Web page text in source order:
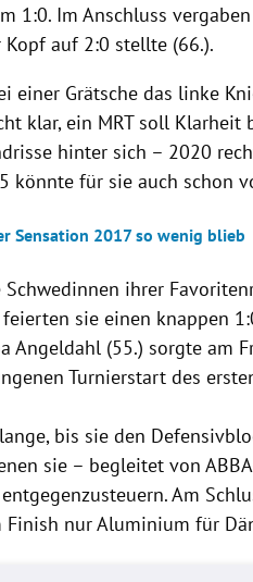
1:0. Im Anschluss
Kopf auf 2:0 stellte (66.).
einer Grätsche das linke
klar, ein MRT soll Klarheit
hinter sich – 2020
könnte für sie auch schon
Sensation 2017 so wenig blieb
ihrer
sie einen knappen
Angeldahl (55.) sorgte am
Turnierstart des
bis sie den
sie – begleitet von
Am
nur Aluminium für